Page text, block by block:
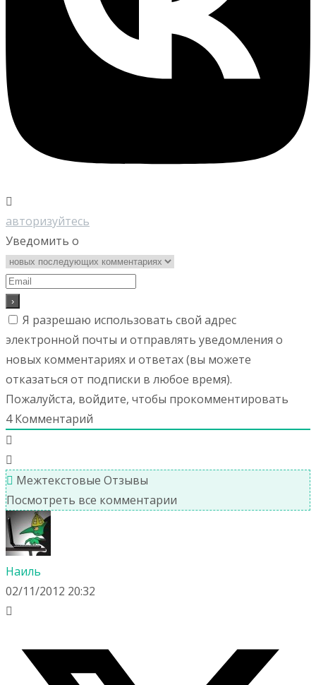
авторизуйтесь
Уведомить о
Я разрешаю использовать свой адрес
электронной почты и отправлять уведомления о
новых комментариях и ответах (вы можете
отказаться от подписки в любое время).
Пожалуйста, войдите, чтобы прокомментировать
4Комментарий
Межтекстовые Отзывы
Посмотреть все комментарии
Наиль
02/11/2012 20:32